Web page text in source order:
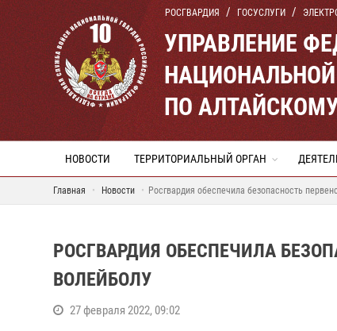
РОСГВАРДИЯ ГОСУСЛУГИ
УПРАВЛЕНИЕ
ПО
НОВОСТИ ТЕРРИТОРИАЛЬНЫЙ ОРГАН
Главная Новости Росгвардия обеспечила безопасность
РОСГВАРДИЯ ОБЕСПЕЧИЛА
ВОЛЕЙБОЛУ
27 февраля 2022, 09:02